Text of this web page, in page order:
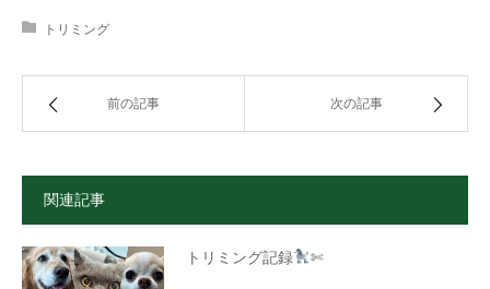
トリミング
前の記事 次の記事
関連記事
トリミング記録 ✄